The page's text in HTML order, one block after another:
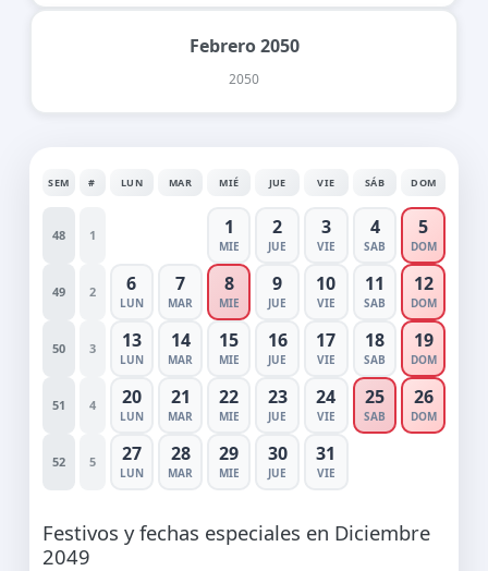
Febrero 2050
2050
SEM # LUN MAR MIÉ JUE VIE SÁB DOM
48 1 1
MIE
2
JUE
3
VIE
4
SAB
5
DOM
49 2 6
LUN
7
MAR
8
MIE
9
JUE
10
VIE
11
SAB
12
DOM
50 3 13
LUN
14
MAR
15
MIE
16
JUE
17
VIE
18
SAB
19
DOM
51 4 20
LUN
21
MAR
22
MIE
23
JUE
24
VIE
25
SAB
26
DOM
52 5 27
LUN
28
MAR
29
MIE
30
JUE
31
VIE
Festivos y fechas especiales en Diciembre
2049